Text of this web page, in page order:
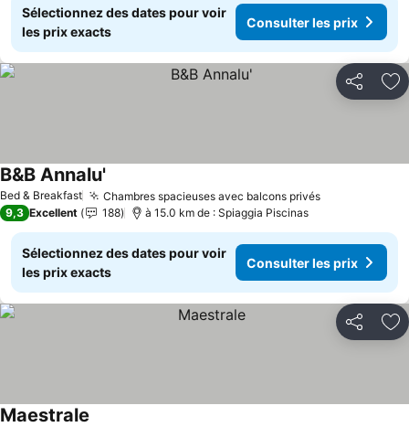
Sélectionnez des dates pour voir
les prix exacts
Consulter les prix
Partager
Bed & Breakfast Chambres spacieuses avec balcons privés
B&B Annalu'
9,3 Excellent 188 à 15.0 km de : Spiaggia Piscinas
Sélectionnez des dates pour voir
les prix exacts
Consulter les prix
Partager
Maestrale